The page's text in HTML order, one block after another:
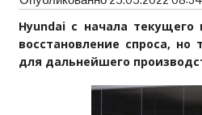
Hyundai с начала
восстановление спроса,
для дальнейшего